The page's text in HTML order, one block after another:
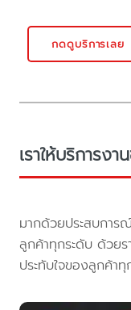
กดดูบริการเลย
เราให้บริการง
มากด้วยประสบการ
ลูกค้าทุกระดับ ด้วย
ประทับใจของลูกค้าทุ